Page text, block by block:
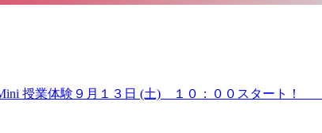
＆ Mini 授業体験９月１３日 (土) １０：００